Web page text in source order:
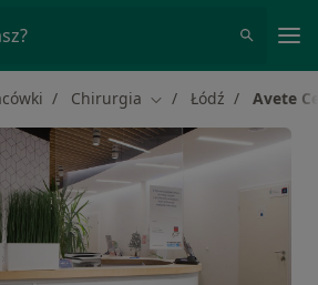
Chirurgia Zmień miasto
Łódź Avete